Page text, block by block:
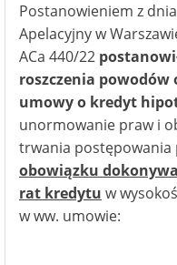
Postanowieniem z
Apelacyjny w
ACa 440/22
roszczenia
umowy o kredyt
unormowanie praw i
trwania postępowania
obowiązku
rat kredytu w
w ww. umowie: